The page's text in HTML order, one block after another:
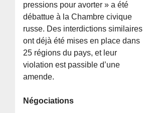
pressions pour avorter » a été
débattue à la Chambre civique
russe. Des interdictions similaires
ont déjà été mises en place dans
25 régions du pays, et leur
violation est passible d’une
amende.
Négociations